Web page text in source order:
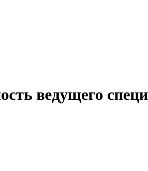
ведущего